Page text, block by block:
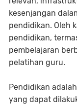
kesenjangan
pendidikan. Oleh
pendidikan,
pembelajaran
pelatihan guru.
Pendidikan
yang dapat